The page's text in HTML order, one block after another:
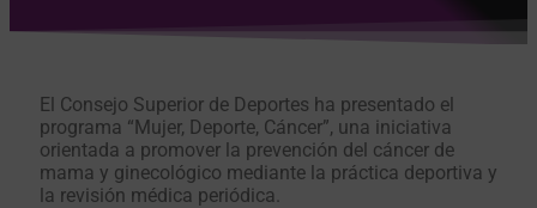
El Consejo Superior de Deportes ha presentado el
programa “Mujer, Deporte, Cáncer”, una iniciativa
orientada a promover la prevención del cáncer de
mama y ginecológico mediante la práctica deportiva y
la revisión médica periódica.